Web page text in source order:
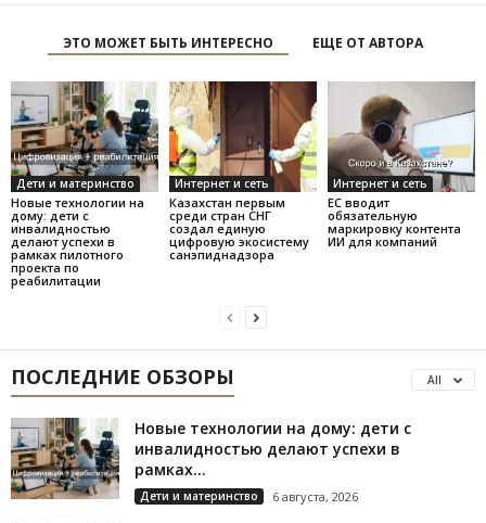
ЭТО МОЖЕТ БЫТЬ ИНТЕРЕСНО ЕЩЕ ОТ АВТОРА
Дети и материнство
Новые технологии на
дому: дети с
инвалидностью
делают успехи в
рамках пилотного
проекта по
реабилитации
Интернет и сеть
Казахстан первым
среди стран СНГ
создал единую
цифровую экосистему
санэпиднадзора
Интернет и сеть
ЕС вводит
обязательную
маркировку контента
ИИ для компаний
ПОСЛЕДНИЕ ОБЗОРЫ All
Новые технологии на дому: дети с
инвалидностью делают успехи в
рамках...
Дети и материнство 6 августа, 2026